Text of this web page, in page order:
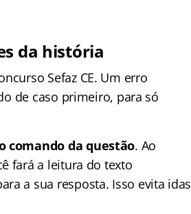
da história
Sefaz CE. Um erro
de caso primeiro, para só
comando da questão. Ao
fará a leitura do texto
a sua resposta. Isso evita idas